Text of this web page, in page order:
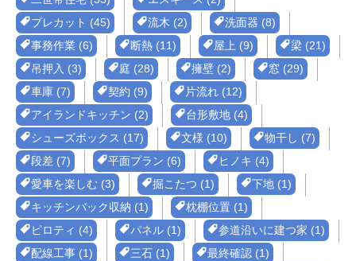
プレカット (45)
流木 (2)
洗面器 (8)
事務作業 (6)
断熱 (11) 屋上 (9)
梁 (21)
吊押入 (3)
庭 (28) 擁壁 (2)
窓 (29)
車庫 (7)
契約 (9)
片流れ (12)
アイランドキッチン (2)
台形敷地 (4)
シューズボックス (17)
文様 (10)
物干し (7)
段差 (7)
平面プラン (6)
ヒノキ (4)
愛車を楽しむ (3)
掘こたつ (1)
下地 (1)
キッチンバック収納 (1)
枕棚位置 (1)
ピロティ (4)
パネル (1)
参道沿いに建つ家 (1)
配線工事 (1)
三石 (1)
最終確認 (1)